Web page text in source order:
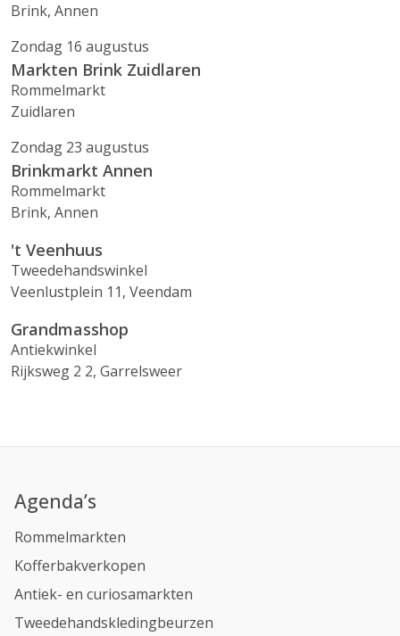
Brink, Annen
Zondag 16 augustus
Markten Brink Zuidlaren
Rommelmarkt
Zuidlaren
Zondag 23 augustus
Brinkmarkt Annen
Rommelmarkt
Brink, Annen
't Veenhuus
Tweedehandswinkel
Veenlustplein 11, Veendam
Grandmasshop
Antiekwinkel
Rijksweg 2 2, Garrelsweer
Agenda’s
Rommelmarkten
Kofferbakverkopen
Antiek- en curiosamarkten
Tweedehandskledingbeurzen